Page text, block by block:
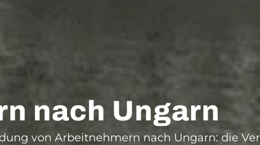
nach Ungarn
von Arbeitnehmern nach Ungarn: die